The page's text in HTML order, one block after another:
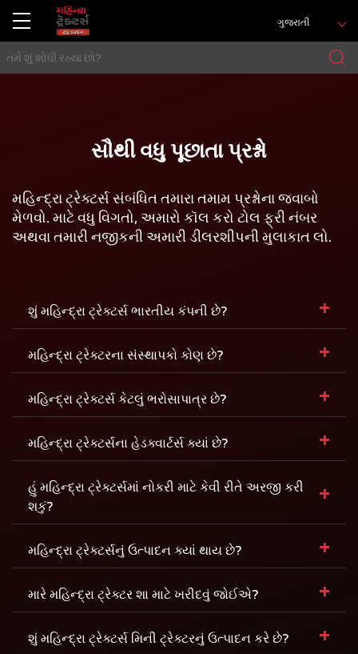
ગુજરાતી
સૌથી વધુ પૂછાતા પ્રશ્નો
મહિન્દ્રા ટ્રેક્ટર્સ સંબંધિત તમારા તમામ પ્રશ્નોના જવાબો
મેળવો. માટે વધુ વિગતો, અમારો કૉલ કરોટોલ ફ્રી નંબર
અથવા તમારી નજીકની અમારી ડીલરશીપની મુલાકાત લો.
શું મહિન્દ્રા ટ્રેક્ટર્સ ભારતીય કંપની છે? +
મહિન્દ્રા ટ્રેક્ટરના સંસ્થાપકો કોણ છે? +
મહિન્દ્રા ટ્રેક્ટર્સ કેટલું ભરોસાપાત્ર છે? +
મહિન્દ્રા ટ્રેક્ટર્સના હેડક્વાર્ટર્સ ક્યાં છે? +
હું મહિન્દ્રા ટ્રેક્ટર્સમાં નોકરી માટે કેવી રીતે અરજી કરી
શકું?
+
મહિન્દ્રા ટ્રેક્ટર્સનું ઉત્પાદન ક્યાં થાય છે? +
મારે મહિન્દ્રા ટ્રેક્ટર શા માટે ખરીદવું જોઈએ? +
શું મહિન્દ્રા ટ્રેક્ટર્સ મિની ટ્રેક્ટરનું ઉત્પાદન કરે છે? +